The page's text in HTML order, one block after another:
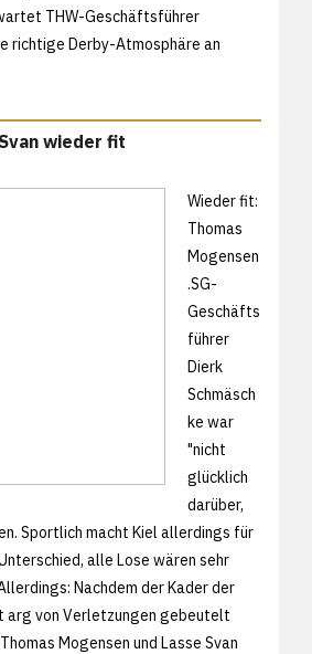
THW-Geschäftsführer
richtige Derby-Atmosphäre an
wieder fit
Wieder fit:
Thomas
Mogensen
.SG-
Geschäfts
führer
Dierk
Schmäsch
ke war
"nicht
glücklich
darüber,
Sportlich macht Kiel allerdings für
alle Lose wären sehr
Nachdem der Kader der
arg von Verletzungen gebeutelt
Mogensen und Lasse Svan